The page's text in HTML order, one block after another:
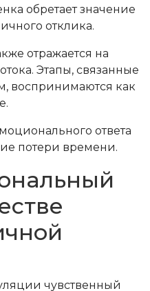
обретает значение
отклика.
отражается на
Этапы, связанные
воспринимаются как
ответа
потери времени.
чувственный